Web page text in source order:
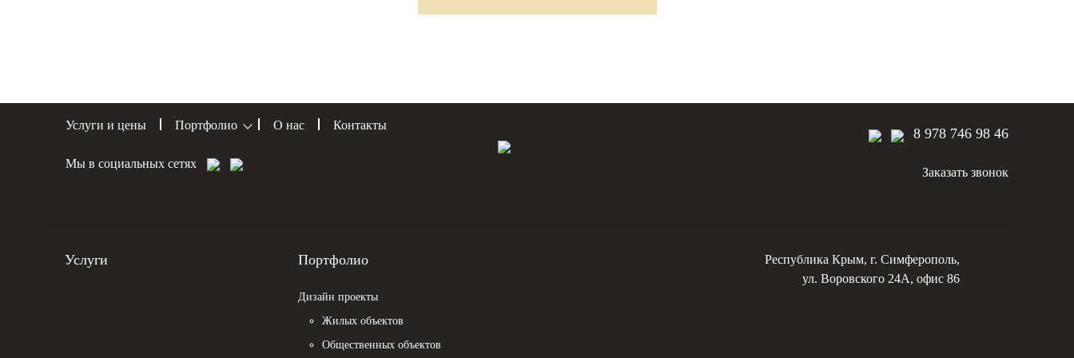
Услуги и цены Портфолио О нас Контакты
Мы в социальных сетях
8 978 746 98 46
Заказать звонок
Услуги Портфолио
Дизайн проекты
Жилых объектов
Общественных объектов
Республика Крым, г. Симферополь,
ул. Воровского 24А, офис 86